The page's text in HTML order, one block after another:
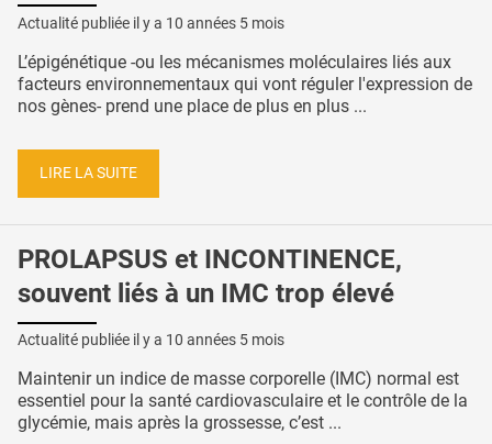
Actualité publiée il y a 10 années 5 mois
L’épigénétique -ou les mécanismes moléculaires liés aux
facteurs environnementaux qui vont réguler l'expression de
nos gènes- prend une place de plus en plus ...
LIRE LA SUITE
PROLAPSUS et INCONTINENCE,
souvent liés à un IMC trop élevé
Actualité publiée il y a 10 années 5 mois
Maintenir un indice de masse corporelle (IMC) normal est
essentiel pour la santé cardiovasculaire et le contrôle de la
glycémie, mais après la grossesse, c’est ...